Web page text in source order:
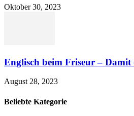
Oktober 30, 2023
Englisch beim Friseur –
August 28, 2023
Beliebte Kategorie